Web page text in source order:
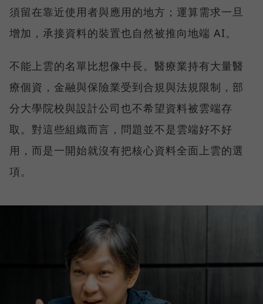
須留在靠近使用者與應用的地方；運算需求一旦
增加，承接資料的裝置也自然被推向地端 AI。
不能上雲的名單比想像中長。醫療業持有大量醫
療個資，金融與保險業受到合規與法規限制，部
分大學院校與設計公司也不希望資料被雲端存
取。對這些組織而言，問題並不是雲端好不好
用，而是一開始就沒有把核心資料全面上雲的選
項。